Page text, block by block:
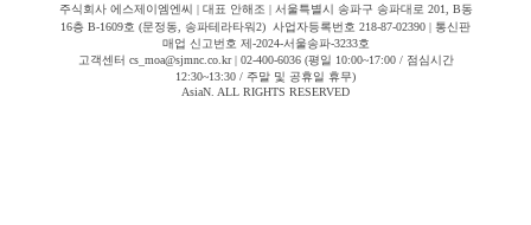
주식회사 에스제이엠엔씨 | 대표 안해조 | 서울특별시 송파구 송파대로 201, B동
16층 B-1609호 (문정동, 송파테라타워2) 사업자등록번호 218-87-02390 | 통신판
매업 신고번호 제-2024-서울송파-3233호
고객센터 cs_moa@sjmnc.co.kr | 02-400-6036 (평일 10:00~17:00 / 점심시간
12:30~13:30 / 주말 및 공휴일 휴무)
AsiaN. ALL RIGHTS RESERVED